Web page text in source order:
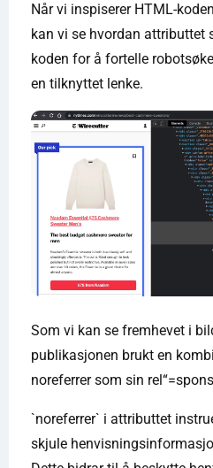
Når vi inspiserer HTML-
kan vi se hvordan attributtet
koden for å fortelle
en tilknyttet lenke.
Som vi kan se fremhevet i
publikasjonen brukt en
noreferrer som sin
`noreferrer` i attributtet
skjule